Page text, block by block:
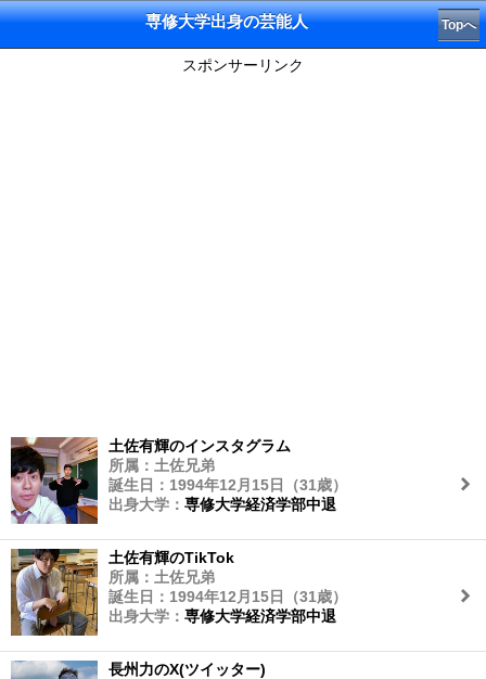
専修大学出身の芸能人 Topへ
スポンサーリンク
土佐有輝のインスタグラム
所属：土佐兄弟
誕生日：1994年12月15日（31歳）
出身大学： 専修大学経済学部中退
土佐有輝のTikTok
所属：土佐兄弟
誕生日：1994年12月15日（31歳）
出身大学： 専修大学経済学部中退
長州力のX(ツイッター)